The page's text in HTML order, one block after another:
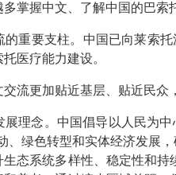
掌握中文、了解中国的巴
的重要支柱。中国已向莱索
医疗能力建设。
流更加贴近基层、贴近民
展理念。中国倡导以人民为
、绿色转型和实体经济发展
态系统多样性、稳定性和